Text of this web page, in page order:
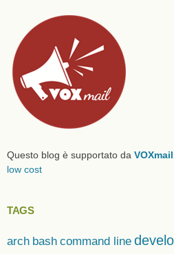
Questo blog è supportato da VOXmail
low cost
TAGS
arch bash command line